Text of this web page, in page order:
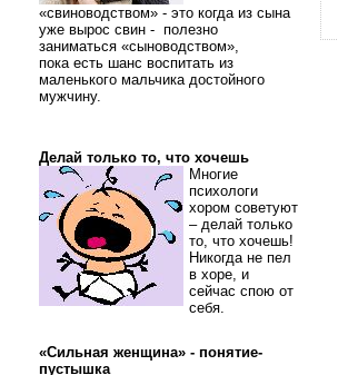
«свиноводством» - это когда из сына
уже вырос свин - полезно
заниматься «сыноводством»,
пока есть шанс воспитать из
маленького мальчика достойного
мужчину.
Делай только то, что хочешь
Многие
психологи
хором советуют
– делай только
то, что хочешь!
Никогда не пел
в хоре, и
сейчас спою от
себя.
«Сильная женщина» - понятие-
пустышка